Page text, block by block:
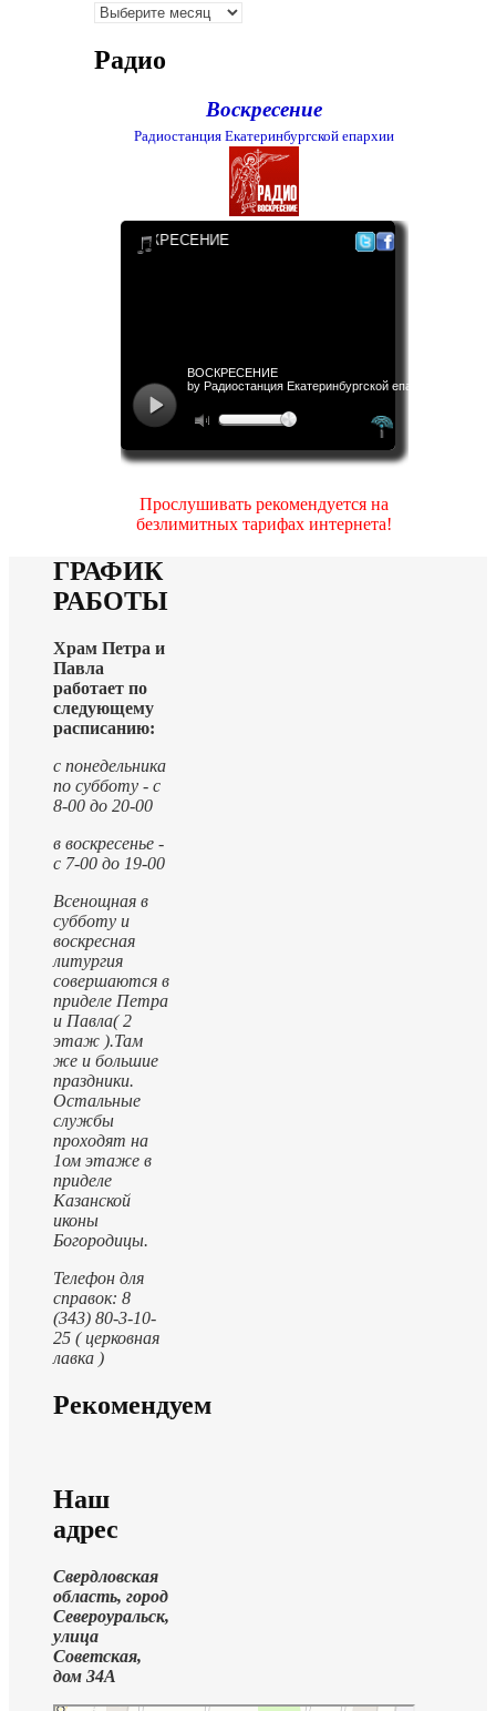
Архивы
Радио
Воскресение
Радиостанция Екатеринбургской епархии
Прослушивать рекомендуется на
безлимитных тарифах интернета!
ГРАФИК
РАБОТЫ
Храм Петра и
Павла
работает по
следующему
расписанию:
с понедельника
по субботу - с
8-00 до 20-00
в воскресенье -
с 7-00 до 19-00
Всенощная в
субботу и
воскресная
литургия
совершаются в
приделе Петра
и Павла( 2
этаж ).Там
же и большие
праздники.
Остальные
службы
проходят на
1ом этаже в
приделе
Казанской
иконы
Богородицы.
Телефон для
справок: 8
(343) 80-3-10-
25 ( церковная
лавка )
Рекомендуем
Наш
адрес
Свердловская
область, город
Североуральск,
улица
Советская,
дом 34А